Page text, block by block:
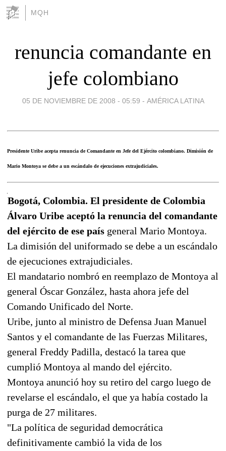
MQH
renuncia comandante en
jefe colombiano
05 DE NOVIEMBRE DE 2008 - 05:59 - AMÉRICA LATINA
Presidente Uribe acepta renuncia de Comandante en Jefe del Ejército colombiano. Dimisión de
Mario Montoya se debe a un escándalo de ejecuciones extrajudiciales.
Bogotá, Colombia. El presidente de Colombia
Álvaro Uribe aceptó la renuncia del comandante
del ejército de ese país general Mario Montoya.
La dimisión del uniformado se debe a un escándalo
de ejecuciones extrajudiciales.
El mandatario nombró en reemplazo de Montoya al
general Óscar González, hasta ahora jefe del
Comando Unificado del Norte.
Uribe, junto al ministro de Defensa Juan Manuel
Santos y el comandante de las Fuerzas Militares,
general Freddy Padilla, destacó la tarea que
cumplió Montoya al mando del ejército.
Montoya anunció hoy su retiro del cargo luego de
revelarse el escándalo, el que ya había costado la
purga de 27 militares.
"La política de seguridad democrática
definitivamente cambió la vida de los